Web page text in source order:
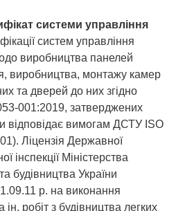
системи управління
систем управління
виробництва панелей
виробництва, монтажу камер
та дверей до них згідно
001:2019, затверджених
відповідає вимогам ДСТУ ISO
Ліцензія Державної
інспекції Міністерства
будівництва України
р. на виконання
робіт з будівництва легких